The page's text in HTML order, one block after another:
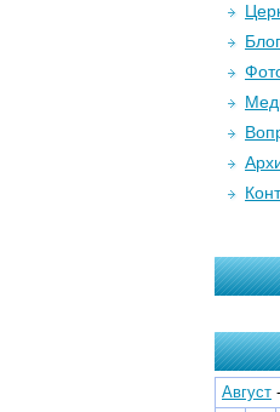
Август -